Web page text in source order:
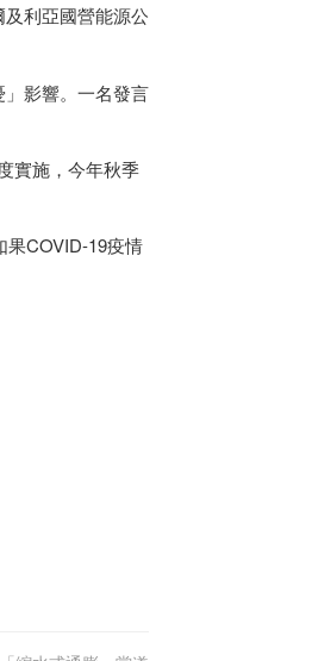
利亞國營能源公
影響。一名發言
實施，今年秋季
COVID-19疫情